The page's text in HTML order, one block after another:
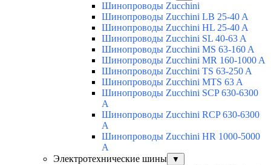
Шинопроводы Zucchini
Шинопроводы Zucchini LB 25-40 A
Шинопроводы Zucchini HL 25-40 A
Шинопроводы Zucchini SL 40-63 A
Шинопроводы Zucchini MS 63-160 A
Шинопроводы Zucchini MR 160-1000 A
Шинопроводы Zucchini TS 63-250 A
Шинопроводы Zucchini MTS 63 A
Шинопроводы Zucchini SCP 630-6300
A
Шинопроводы Zucchini RCP 630-6300
A
Шинопроводы Zucchini HR 1000-5000
A
Электротехнические шины
▼